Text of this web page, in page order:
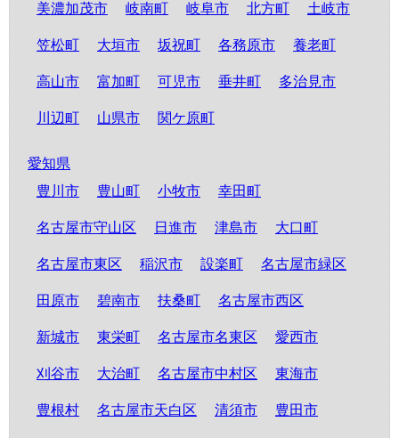
美濃加茂市 岐南町 岐阜市 北方町 土岐市
笠松町 大垣市 坂祝町 各務原市 養老町
高山市 富加町 可児市 垂井町 多治見市
川辺町 山県市 関ケ原町
愛知県
豊川市
豊山町 小牧市 幸田町
名古屋市守山区 日進市 津島市 大口町
名古屋市東区 稲沢市 設楽町 名古屋市緑区
田原市 碧南市 扶桑町 名古屋市西区
新城市 東栄町 名古屋市名東区 愛西市
刈谷市 大治町 名古屋市中村区 東海市
豊根村 名古屋市天白区 清須市 豊田市